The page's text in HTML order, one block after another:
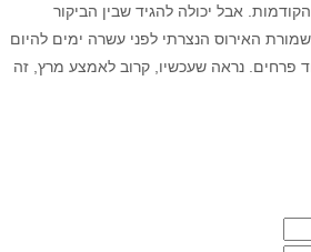
אבל יכולה להגיד שבין הביקור
האירוס הנצרתי לפני עשרה ימים להיום
פרחים. נראה שעכשיו, קרוב לאמצע מרץ, זה